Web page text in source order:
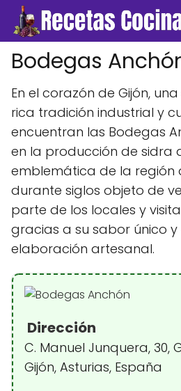
Bodegas
En el corazón de Gijón,
rica tradición industrial y
encuentran las Bodegas
en la producción de sidra
emblemática de la región
durante siglos objeto de
parte de los locales y
gracias a su sabor único
elaboración artesanal.
Dirección
C. Manuel Junquera, 30,
Gijón, Asturias, España